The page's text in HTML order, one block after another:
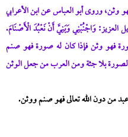
وروى أبو العباس عن ابن الأعرابي
العزيز: وَاجْنُبْنِي وَبَنِيَّ أَنْ نَعْبُدَ الْأَصْنَامَ.
فهو وثن فإذا كان له صورة فهو صنم
بلا جثة ومن العرب من جعل الوثن
عبد من دون الله تعالى فهو صنم ووثن.